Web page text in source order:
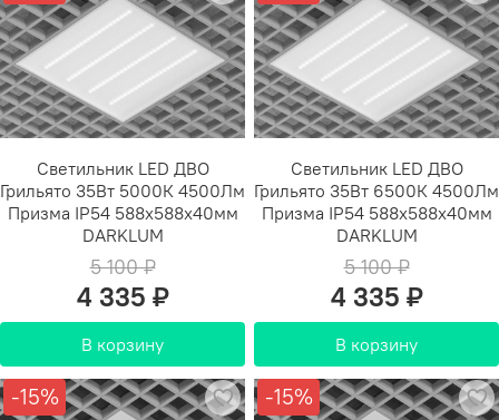
Светильник LED ДВО
Грильято 35Вт 5000К 4500Лм
Призма IP54 588х588х40мм
DARKLUM
5 100 ₽
4 335 ₽
В корзину
Светильник LED ДВО
Грильято 35Вт 6500К 4500Лм
Призма IP54 588х588х40мм
DARKLUM
5 100 ₽
4 335 ₽
В корзину
-15% -15%